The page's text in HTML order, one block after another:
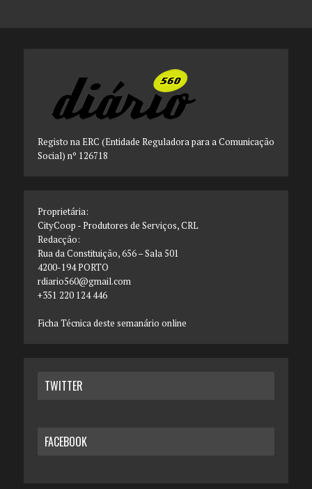
Registo na ERC (Entidade Reguladora para a Comunicação
Social) nº 126718
Proprietária:
CityCoop - Produtores de Serviços, CRL
Redacção:
Rua da Constituição, 656 – Sala 501
4200-194 PORTO
rdiario560@gmail.com
+351 220 124 446
Ficha Técnica deste semanário online
TWITTER
FACEBOOK